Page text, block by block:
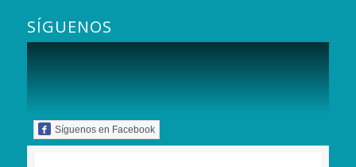
SÍGUENOS
Síguenos en Facebook